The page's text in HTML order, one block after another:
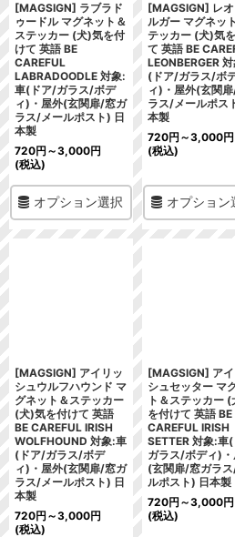
[MAGSIGN] ラブラド
ゥードル マグネット＆
ステッカー (犬)気を付
けて 英語 BE
CAREFUL
LABRADOODLE 対象:
車(ドア/ガラス/ボデ
ィ)・屋外(玄関扉/窓ガ
ラス/メールポスト) 日
本製
720円 ～3,000円
(税込)
オプション選択
[MAGSIGN] レ
ルガー マグネッ
テッカー (犬)気
て 英語 BE
LEONBERGER
(ドア/ガラス/ボ
ィ)・屋外(玄関
ラス/メールポス
本製
720円 ～3,000円
(税込)
オプション
[MAGSIGN] アイリッ
シュウルフハウンド マ
グネット＆ステッカー
(犬)気を付けて 英語
BE CAREFUL IRISH
WOLFHOUND 対象:車
(ドア/ガラス/ボデ
ィ)・屋外(玄関扉/窓ガ
ラス/メールポスト) 日
本製
720円 ～3,000円
(税込)
[MAGSIGN] ア
シュセッター マ
ト＆ステッカー
を付けて 英語 BE
CAREFUL IRISH
SETTER 対象:車
ガラス/ボディ)
(玄関扉/窓ガラ
ルポスト) 日本製
720円 ～3,000円
(税込)